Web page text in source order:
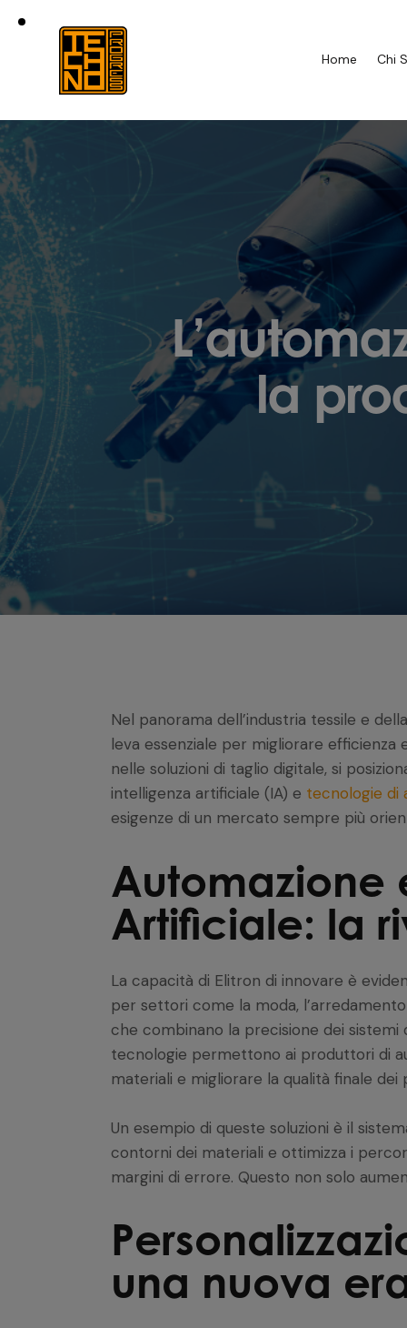
Home Chi
la
Nel panorama dell’industria tessile e
leva essenziale per migliorare efficienza
nelle soluzioni di taglio digitale, si
intelligenza artificiale (IA) e tecnologie di
esigenze di un mercato sempre più
Automazione
Artificiale: la
La capacità di Elitron di innovare è
per settori come la moda,
che combinano la precisione dei sistemi
tecnologie permettono ai produttori di
materiali e migliorare la qualità finale dei
Un esempio di queste soluzioni è il
contorni dei materiali e ottimizza i
margini di errore. Questo non solo
una nuova